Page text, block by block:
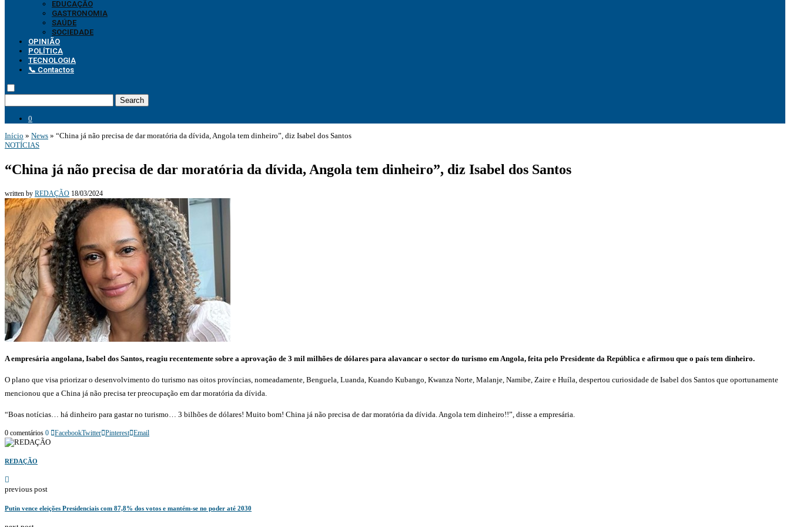
EDUCAÇÃO
GASTRONOMIA
SAÚDE
SOCIEDADE
OPINIÃO
POLÍTICA
TECNOLOGIA
📞 Contactos
Search
0
Início » News » “China já não precisa de dar moratória da dívida, Angola tem dinheiro”, diz Isabel dos Santos
NOTÍCIAS
“China já não precisa de dar moratória da dívida, Angola tem dinheiro”, diz Isabel dos Santos
written by REDAÇÃO 18/03/2024
A empresária angolana, Isabel dos Santos, reagiu recentemente sobre a aprovação de 3 mil milhões de dólares para alavancar o sector do turismo em Angola, feita pelo Presidente da República e afirmou que o país tem dinheiro.
O plano que visa priorizar o desenvolvimento do turismo nas oitos províncias, nomeadamente, Benguela, Luanda, Kuando Kubango, Kwanza Norte, Malanje, Namibe, Zaire e Huíla, despertou curiosidade de Isabel dos Santos que oportunamente
mencionou que a China já não precisa ter preocupação em dar moratória da dívida.
“Boas notícias… há dinheiro para gastar no turismo… 3 bilhões de dólares! Muito bom! China já não precisa de dar moratória da dívida. Angola tem dinheiro!!”, disse a empresária.
0 comentários 0 FacebookTwitter Pinterest Email
REDAÇÃO
previous post
Putin vence eleições Presidenciais com 87,8% dos votos e mantém-se no poder até 2030